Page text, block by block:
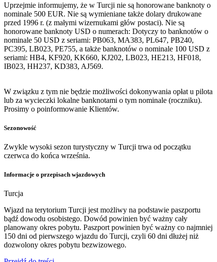
Uprzejmie informujemy, że w Turcji nie są honorowane banknoty o
nominale 500 EUR. Nie są wymieniane także dolary drukowane
przed 1996 r. (z małymi wizernukami głów postaci). Nie są
honorowane banknoty USD o numerach: Dotyczy to banknotów o
nominale 50 USD z seriami: PB063, MA383, PL647, PB240,
PC395, LB023, PE755, a także banknotów o nominale 100 USD z
seriami: HB4, KF920, KK660, KJ202, LB023, HE213, HF018,
IB023, HH237, KD383, AJ569.
W związku z tym nie będzie możliwości dokonywania opłat u pilota
lub za wycieczki lokalne banknotami o tym nominale (roczniku).
Prosimy o poinformowanie Klientów.
Sezonowość
Zwykle wysoki sezon turystyczny w Turcji trwa od początku
czerwca do końca września.
Informacje o przepisach wjazdowych
Turcja
Wjazd na terytorium Turcji jest możliwy na podstawie paszportu
bądź dowodu osobistego. Dowód powinien być ważny cały
planowany okres pobytu. Paszport powinien być ważny co najmniej
150 dni od pierwszego wjazdu do Turcji, czyli 60 dni dłużej niż
dozwolony okres pobytu bezwizowego.